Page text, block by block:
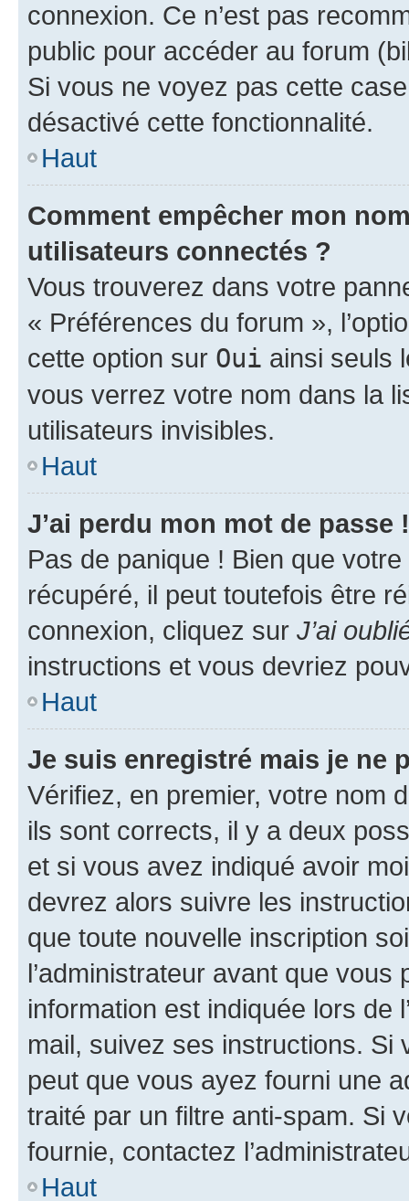
connexion. Ce n’est pas
public pour accéder au forum
Si vous ne voyez pas cette
désactivé cette fonctionnalité.
Haut
Comment empêcher mon
utilisateurs connectés ?
Vous trouverez dans votre
« Préférences du forum »,
cette option sur Oui ainsi seuls
vous verrez votre nom dans la
utilisateurs invisibles.
Haut
J’ai perdu mon mot de passe !
Pas de panique ! Bien que
récupéré, il peut toutefois être
connexion, cliquez sur J’ai
instructions et vous devriez
Haut
Je suis enregistré mais je ne
Vérifiez, en premier, votre nom
ils sont corrects, il y a deux
et si vous avez indiqué avoir
devrez alors suivre les
que toute nouvelle inscription
l’administrateur avant que
information est indiquée lors de
mail, suivez ses instructions. Si
peut que vous ayez fourni une
traité par un filtre anti-spam. Si
fournie, contactez
Haut